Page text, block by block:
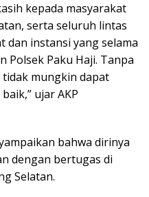
kepada masyarakat
serta seluruh lintas
dan instansi yang selama
Polsek Paku Haji. Tanpa
mungkin dapat
ujar AKP
bahwa dirinya
dengan bertugas di
Selatan.